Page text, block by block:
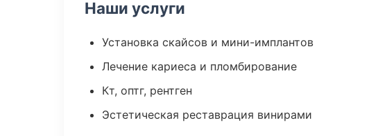
Наши услуги
Установка скайсов и мини-имплантов
Лечение кариеса и пломбирование
Кт, оптг, рентген
Эстетическая реставрация винирами